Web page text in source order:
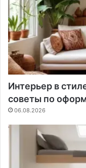
Интерьер в
советы по
06.08.2026